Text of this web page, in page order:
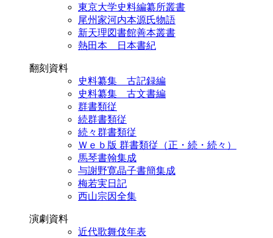
東京大学史料編纂所叢書
尾州家河内本源氏物語
新天理図書館善本叢書
熱田本 日本書紀
翻刻資料
史料纂集 古記録編
史料纂集 古文書編
群書類従
続群書類従
続々群書類従
Ｗｅｂ版 群書類従（正・続・続々）
馬琴書翰集成
与謝野寛晶子書簡集成
梅若実日記
西山宗因全集
演劇資料
近代歌舞伎年表